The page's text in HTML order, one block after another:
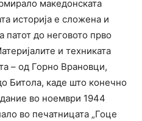
македонската
историја е сложена и
патот до неговото прво
и техниката
– од Горно Врановци,
Битола, каде што конечно
во ноември 1944
во печатницата „Гоце